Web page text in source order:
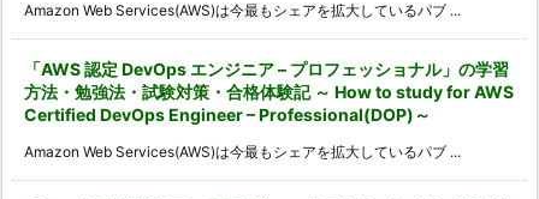
Amazon Web Services(AWS)は今最もシェアを拡大しているパブ ...
「AWS 認定 DevOps エンジニア – プロフェッショナル」の学習
方法・勉強法・試験対策・合格体験記 ～ How to study for AWS
Certified DevOps Engineer – Professional(DOP)～
Amazon Web Services(AWS)は今最もシェアを拡大しているパブ ...